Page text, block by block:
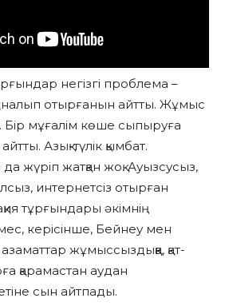
негізгі проблема –
отырғанын айтты. Жұмыс
Бір мұғалім көше сыпыруға
Азық-түлік қымбат.
жүріп жатқан жоқ. Ауызсусыз,
интернетсіз отырған
тұрғындары әкімнің
керісінше, Бейнеу мен
жұмыссыздыққа, қат-
қарамастан аудан
сын айтпады.